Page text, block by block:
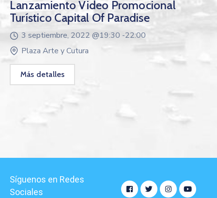
Lanzamiento Video Promocional
Turístico Capital Of Paradise
3 septiembre, 2022 @19:30 -22:00
Plaza Arte y Cutura
Más detalles
Síguenos en Redes
Sociales